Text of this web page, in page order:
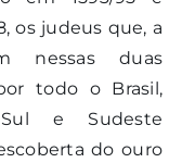
os judeus que, a
nessas duas
todo o Brasil,
e Sudeste
do ouro